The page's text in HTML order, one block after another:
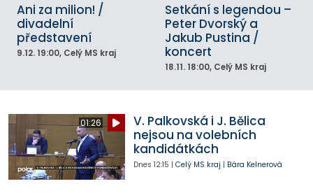
Ani za milion! /
divadelní
představení
9.12. 19:00, Celý MS kraj
Setkání s legendou –
Peter Dvorský a
Jakub Pustina /
koncert
18.11. 18:00, Celý MS kraj
01:26
V. Palkovská i J. Bělica
nejsou na volebních
kandidátkách
Dnes 12:15 | Celý MS kraj | Bára Kelnerová